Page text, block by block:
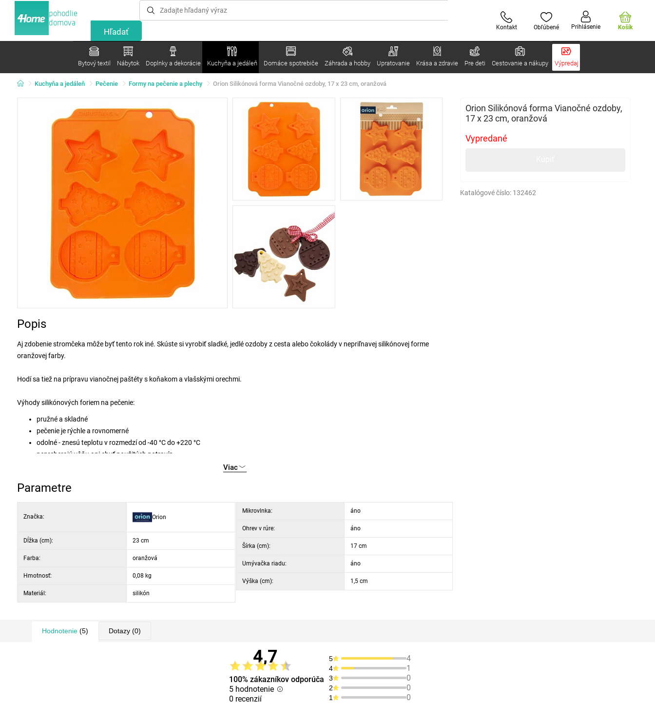
pohodlie
domova
Kontakt Obľúbené Prihlásenie Košík
Bytový textil Nábytok Doplnky a dekorácie Kuchyňa a jedáleň Domáce spotrebiče Záhrada a hobby Upratovanie Krása a zdravie Pre deti Cestovanie a nákupy Výpredaj
Kuchyňa a jedáleň Pečenie Formy na pečenie a plechy Orion Silikónová forma Vianočné ozdoby, 17 x 23 cm, oranžová
Orion Silikónová forma Vianočné ozdoby,
17 x 23 cm, oranžová
Vypredané
Katalógové číslo: 132462
Popis
Aj zdobenie stromčeka môže byť tento rok iné. Skúste si vyrobiť sladké, jedlé ozdoby z cesta alebo čokolády v nepriľnavej silikónovej forme
oranžovej farby.
Hodí sa tiež na prípravu vianočnej paštéty s koňakom a vlašskými orechmi.
Výhody silikónových foriem na pečenie:
pružné a skladné
pečenie je rýchle a rovnomerné
odolné - znesú teplotu v rozmedzí od -40 °C do +220 °C
nepreberajú vôňu ani chuť použitých potravín
bez pracného vysypávania, vyklepávania a umývania jednotlivých formičiek
sú vhodné aj do umývačky
Viac
Parametre
Značka: Orion
Dĺžka (cm): 23 cm
Farba: oranžová
Hmotnosť: 0,08 kg
Materiál: silikón
Mikrovlnka: áno
Ohrev v rúre: áno
Šírka (cm): 17 cm
Umývačka riadu: áno
Výška (cm): 1,5 cm
Hodnotenie (5) Dotazy (0)
4,7
100% zákazníkov odporúča
5 hodnotenie
0 recenzií
5 4
4 1
3 0
2 0
1 0